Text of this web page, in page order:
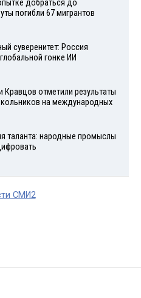
добраться до
погибли 67 мигрантов
суверенитет: Россия
гонке ИИ
Кравцов отметили результаты
на международных
таланта: народные промыслы
СМИ2